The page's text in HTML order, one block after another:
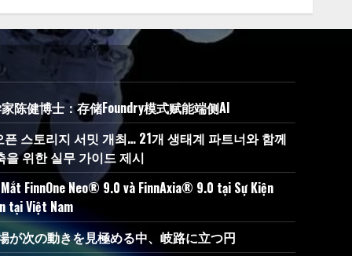
陈健博士：存储Foundry模式赋能端侧AI
스토리지 서밋 개최… 21개 생태계 파트너와 함께
위한 실무 가이드 제시
FinnOne Neo® 9.0 và FinnAxia® 9.0 tại Sự Kiện
tại Việt Nam
が次の動きを見極める中、岐路に立つ円